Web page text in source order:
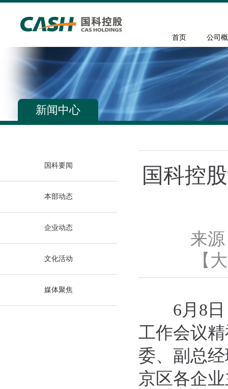
首页 公司
新闻中心
国科要闻
本部动态
企业动态
文化活动
媒体聚焦
国科控
来
【 大
6月8
工作会议
委、副总
京区各企